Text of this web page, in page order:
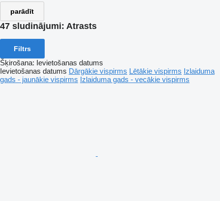
parādīt
47 sludinājumi: Atrasts
Filtrs
Šķirošana: Ievietošanas datums
Ievietošanas datums Dārgākie vispirms Lētākie vispirms Izlaiduma
gads - jaunākie vispirms Izlaiduma gads - vecākie vispirms